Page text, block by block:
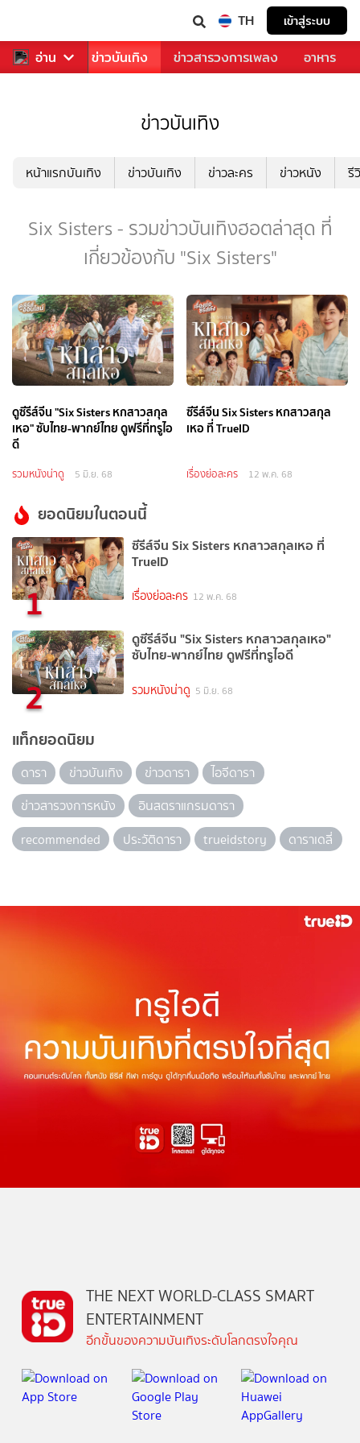
TH เข้าสู่ระบบ
อ่าน
ฬา ข่าว ข่าวบันเทิง ข่าวสารวงการเพลง อาหาร
ข่าวบันเทิง
หน้าแรกบันเทิง ข่าวบันเทิง ข่าวละคร ข่าวหนัง รี
Six Sisters - รวมข่าวบันเทิงฮอตล่าสุด ที่
เกี่ยวข้องกับ "Six Sisters"
ดูซีรีส์จีน "Six Sisters หกสาวสกุล
เหอ" ซับไทย-พากย์ไทย ดูฟรีที่ทรูไอ
ดี
รวมหนังน่าดู 5 มิ.ย. 68
ซีรีส์จีน Six Sisters หกสาวสกุล
เหอ ที่ TrueID
เรื่องย่อละคร 12 พ.ค. 68
ยอดนิยมในตอนนี้
1
ซีรีส์จีน Six Sisters หกสาวสกุลเหอ ที่
TrueID
เรื่องย่อละคร 12 พ.ค. 68
2
ดูซีรีส์จีน "Six Sisters หกสาวสกุลเหอ"
ซับไทย-พากย์ไทย ดูฟรีที่ทรูไอดี
รวมหนังน่าดู 5 มิ.ย. 68
แท็กยอดนิยม
ดารา ข่าวบันเทิง ข่าวดารา
ไอจีดารา
ข่าวสารวงการหนัง
อินสตราแกรมดารา
recommended
ประวัติดารา trueidstory ดาราเดลี่
THE NEXT WORLD-CLASS SMART
ENTERTAINMENT
อีกขั้นของความบันเทิงระดับโลกตรงใจคุณ